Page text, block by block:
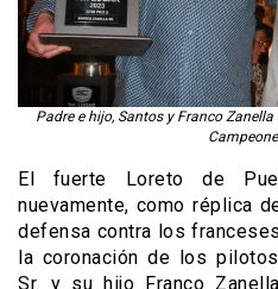
Padre e hijo, Santos y Franco
El fuerte Loreto de
nuevamente, como réplica
defensa contra los
la coronación de los
Sr. y su hijo Franco